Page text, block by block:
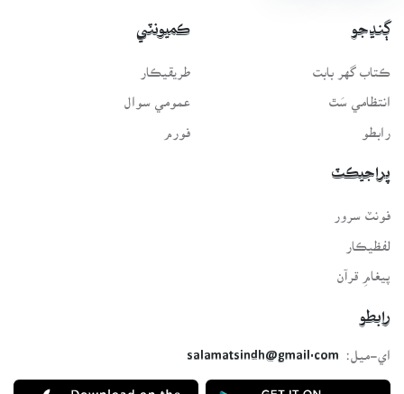
ڳنڍجو
ڪتاب گهر بابت
انتظامي سَٿ
رابطو
ڪميونٽي
طريقيڪار
عمومي سوال
فورم
پراجيڪٽ
فونٽ سرور
لفظيڪار
پيغامِ قرآن
رابطو
اي-ميل:
salamatsindh@gmail.com